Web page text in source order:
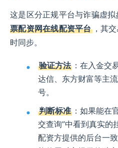
这是区分正规平台与诈骗虚
票配资网在线配资平台，其
时同步。
验证方法 ：在入金交
达信、东方财富等主
号。
判断标准 ：如果能在
交查询”中看到真实的
配资方提供的后台一